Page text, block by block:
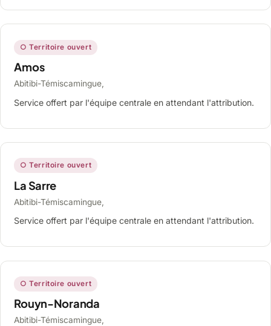
○ Territoire ouvert
Amos
Abitibi-Témiscamingue,
Service offert par l'équipe centrale en attendant l'attribution.
○ Territoire ouvert
La Sarre
Abitibi-Témiscamingue,
Service offert par l'équipe centrale en attendant l'attribution.
○ Territoire ouvert
Rouyn-Noranda
Abitibi-Témiscamingue,